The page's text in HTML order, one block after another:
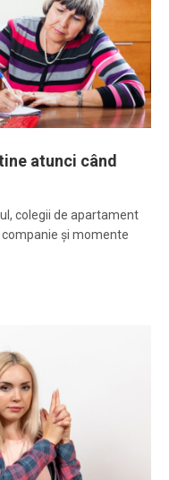
atunci când
colegii de apartament
și momente